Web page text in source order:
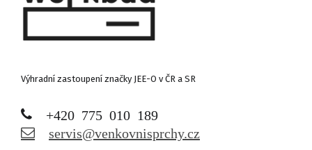
Výhradní zastoupení značky JEE-O v ČR a SR
+420 775 010 189
servis@venkovnisprchy.cz